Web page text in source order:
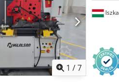
1 /7